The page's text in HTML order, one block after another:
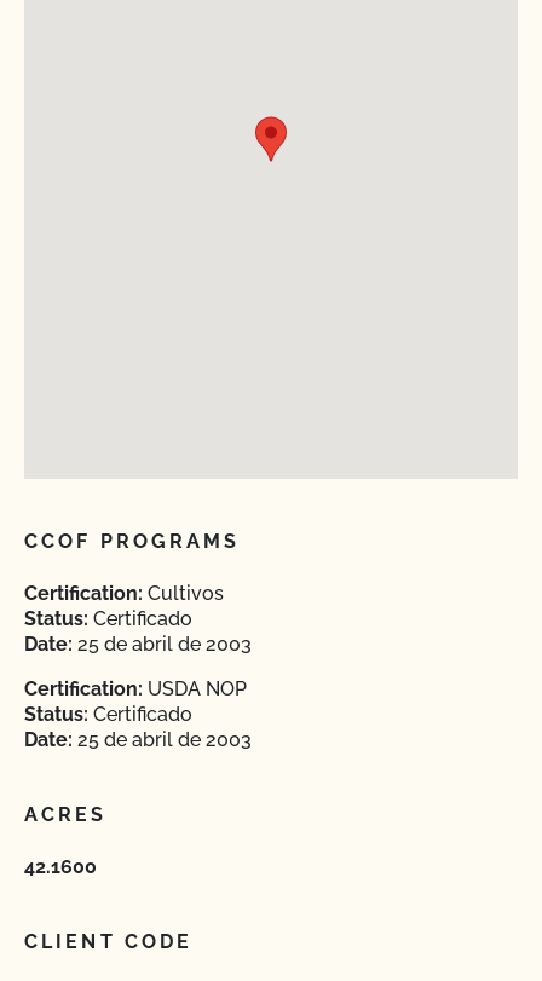
CCOF PROGRAMS
Certification: Cultivos
Status: Certificado
Date: 25 de abril de 2003
Certification: USDA NOP
Status: Certificado
Date: 25 de abril de 2003
ACRES
42.1600
CLIENT CODE